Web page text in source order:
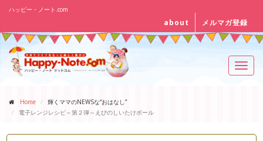
ハッピー・ノート.com
about メルマガ登録
Home
輝くママのNEWSな“おはなし”
電子レンジレシピ～第２弾～えびのしいたけボール